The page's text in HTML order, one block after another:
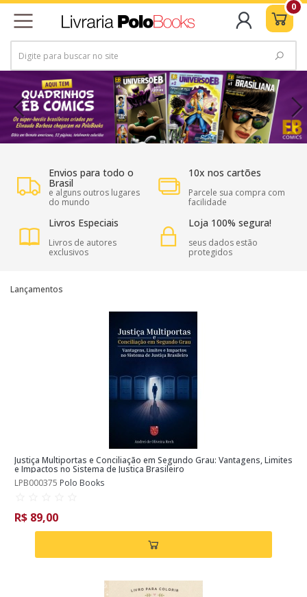
0
Envios para todo o
Brasil
e alguns outros lugares
do mundo
10x nos cartões
Parcele sua compra com
facilidade
Livros Especiais
Livros de autores
exclusivos
Loja 100% segura!
seus dados estão
protegidos
Lançamentos
Justiça Multiportas e Conciliação em Segundo Grau: Vantagens, Limites
e Impactos no Sistema de Justiça Brasileiro
LPB000375 Polo Books
R$ 89,00